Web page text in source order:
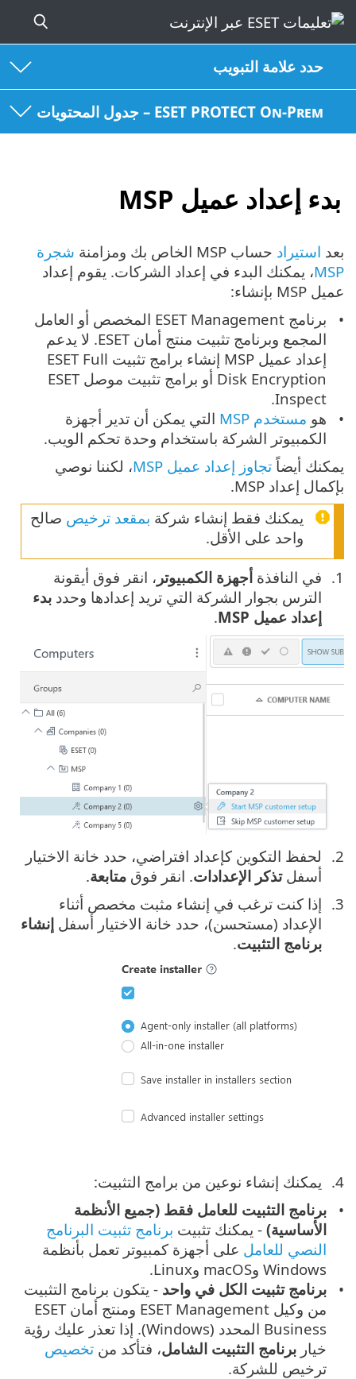
حدد علامة التبويب
ESET PROTECT On-Prem – جدول المحتويات
بدء إعداد عميل MSP
بعد استيراد حساب MSP الخاص بك ومزامنة
شجرة
MSP، يمكنك البدء في إعداد الشركات. يقوم إعداد
عميل MSP بإنشاء:
برنامج ESET Management المخصص أو العامل
المجمع وبرنامج تثبيت منتج أمان ESET. لا يدعم
إعداد عميل MSP إنشاء برامج تثبيت ESET Full
Disk Encryption أو برامج تثبيت موصل ESET
Inspect.
هو مستخدم MSP
التي يمكن أن تدير أجهزة
الكمبيوتر الشركة باستخدام وحدة تحكم الويب.
يمكنك أيضاً تجاوز إعداد عميل MSP
، لكننا نوصي
بإكمال إعداد MSP.
يمكنك فقط إنشاء شركة بمقعد ترخيص صالح
واحد على الأقل.
في النافذة أجهزة الكمبيوتر ، انقر فوق أيقونة
الترس بجوار الشركة التي تريد إعدادها وحدد بدء
إعداد عميل MSP
.
لحفظ التكوين كإعداد افتراضي، حدد خانة الاختيار
أسفلتذكر الإعدادات. انقر فوق ‎ متابعة.
إذا كنت ترغب في إنشاء مثبت مخصص أثناء
الإعداد (مستحسن)، حدد خانة الاختيار أسفل إنشاء
برنامج التثبيت.
يمكنك إنشاء نوعين من برامج التثبيت:
برنامج التثبيت للعامل فقط (جميع الأنظمة
الأساسية) - يمكنك تثبيت برنامج تثبيت البرنامج
النصي للعامل على أجهزة كمبيوتر تعمل بأنظمة
Windows وmacOS وLinux.
برنامج تثبيت الكل في واحد - يتكون برنامج التثبيت
من وكيل ESET Management ومنتج أمان ESET
Business المحدد (Windows). إذا تعذر عليك رؤية
خياربرنامج التثبيت الشامل، فتأكد منتخصيص
ترخيص للشركة.